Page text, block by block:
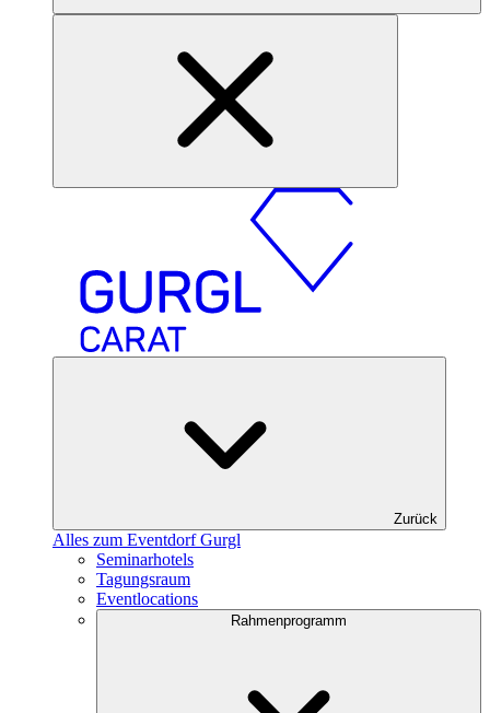
Zurück
Alles zum Eventdorf Gurgl
Seminarhotels
Tagungsraum
Eventlocations
Rahmenprogramm